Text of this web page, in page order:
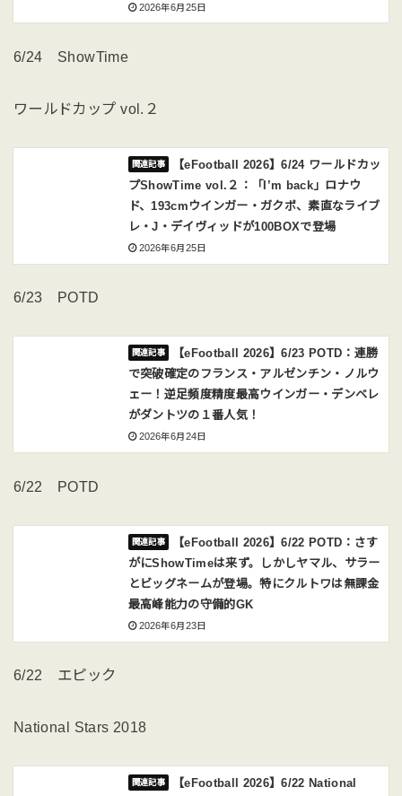
2026年6月25日
6/24 ShowTime
ワールドカップ vol.２
【eFootball 2026】6/24 ワールドカッ
プShowTime vol.２：「I’m back」ロナウ
ド、193cmウインガー・ガクポ、素直なライブ
レ・J・デイヴィッドが100BOXで登場
2026年6月25日
6/23 POTD
【eFootball 2026】6/23 POTD：連勝
で突破確定のフランス・アルゼンチン・ノルウ
ェー！逆足頻度精度最高ウインガー・デンベレ
がダントツの１番人気！
2026年6月24日
6/22 POTD
【eFootball 2026】6/22 POTD：さす
がにShowTimeは来ず。しかしヤマル、サラー
とビッグネームが登場。特にクルトワは無課金
最高峰能力の守備的GK
2026年6月23日
6/22 エピック
National Stars 2018
【eFootball 2026】6/22 National